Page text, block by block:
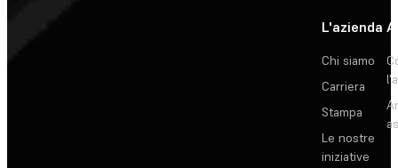
L'azienda
Chi siamo
Carriera
Stampa
Le nostre
iniziative